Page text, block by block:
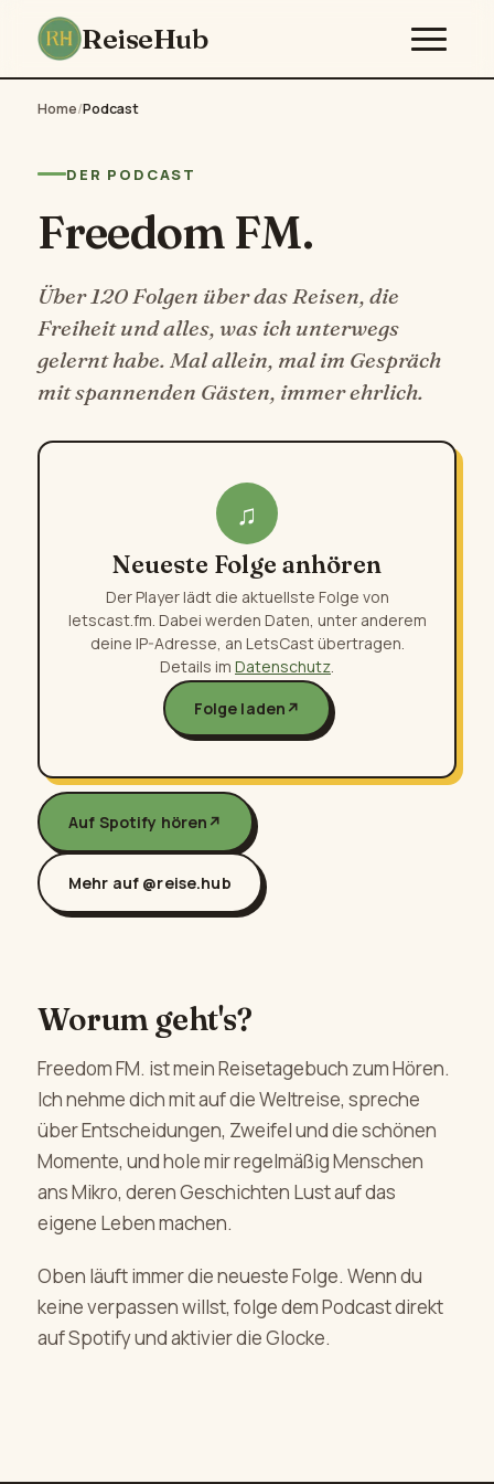
ReiseHub
Home/Podcast
DER PODCAST
Freedom FM.
Über 120 Folgen über das Reisen, die
Freiheit und alles, was ich unterwegs
gelernt habe. Mal allein, mal im Gespräch
mit spannenden Gästen, immer ehrlich.
♫
Neueste Folge anhören
Der Player lädt die aktuellste Folge von
letscast.fm. Dabei werden Daten, unter anderem
deine IP-Adresse, an LetsCast übertragen.
Details im Datenschutz
Folge laden ↗
Auf Spotify hören ↗
Mehr auf @reise.hub
Worum geht's?
Freedom FM. ist mein Reisetagebuch zum Hören.
Ich nehme dich mit auf die Weltreise, spreche
über Entscheidungen, Zweifel und die schönen
Momente, und hole mir regelmäßig Menschen
ans Mikro, deren Geschichten Lust auf das
eigene Leben machen.
Oben läuft immer die neueste Folge. Wenn du
keine verpassen willst, folge dem Podcast direkt
auf Spotify und aktivier die Glocke.